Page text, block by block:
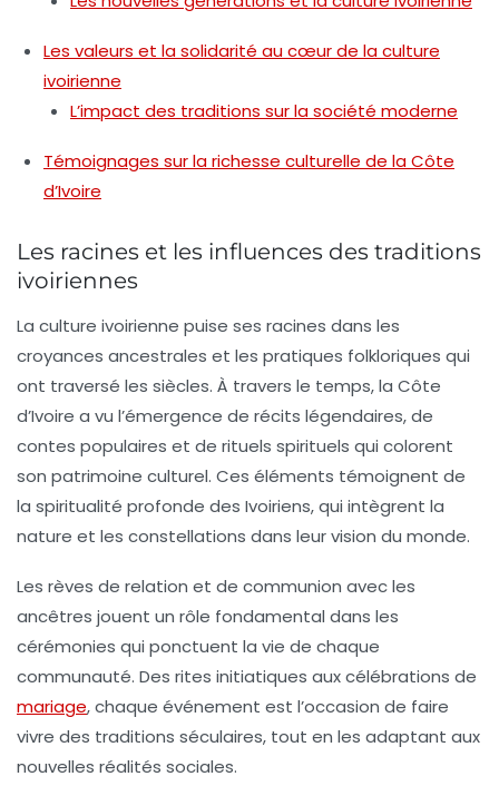
Les valeurs et la solidarité au cœur de la culture
ivoirienne
L’impact des traditions sur la société moderne
Témoignages sur la richesse culturelle de la Côte
d’Ivoire
Les racines et les influences des traditions
ivoiriennes
La culture ivoirienne puise ses racines dans les
croyances ancestrales et les pratiques folkloriques qui
ont traversé les siècles. À travers le temps, la Côte
d’Ivoire a vu l’émergence de récits légendaires, de
contes populaires et de rituels spirituels qui colorent
son patrimoine culturel. Ces éléments témoignent de
la spiritualité profonde des Ivoiriens, qui intègrent la
nature et les constellations dans leur vision du monde.
Les rèves de relation et de communion avec les
ancêtres jouent un rôle fondamental dans les
cérémonies qui ponctuent la vie de chaque
communauté. Des rites initiatiques aux célébrations de
mariage, chaque événement est l’occasion de faire
vivre des traditions séculaires, tout en les adaptant aux
nouvelles réalités sociales.